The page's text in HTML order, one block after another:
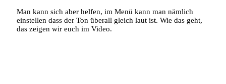
Man kann sich aber helfen, im Menü kann man nämlich
einstellen dass der Ton überall gleich laut ist. Wie das geht,
das zeigen wir euch im Video.